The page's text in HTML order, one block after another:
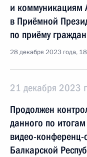
и коммуникациям
в Приёмной
по приёму
28 декабря 2023 года,
21 декабря 2023
Продолжен
данного по
видео-
Балкарской